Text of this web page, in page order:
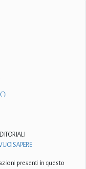
presenti in questo